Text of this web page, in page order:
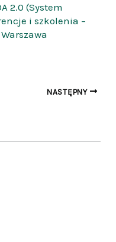
2.0 (System
i szkolenia –
NASTĘPNY